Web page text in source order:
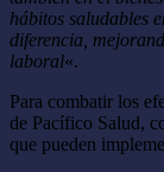
hábitos saludables
diferencia,
laboral«.
Para combatir los
de Pacífico Salud,
que pueden